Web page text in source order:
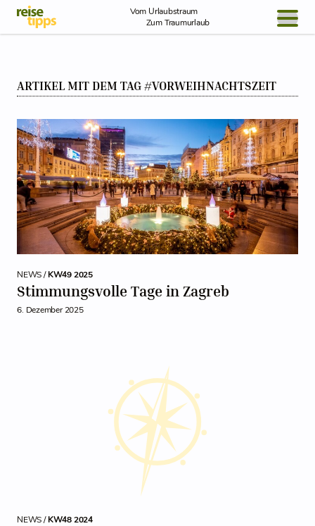
Skip to Content
Vom Urlaubstraum
Zum Traumurlaub
NEWS
ARTIKEL MIT DEM TAG #VORWEIHNACHTSZEIT
NEWS /KW49 2025
Stimmungsvolle Tage in Zagreb
6. Dezember 2025
NEWS /KW48 2024